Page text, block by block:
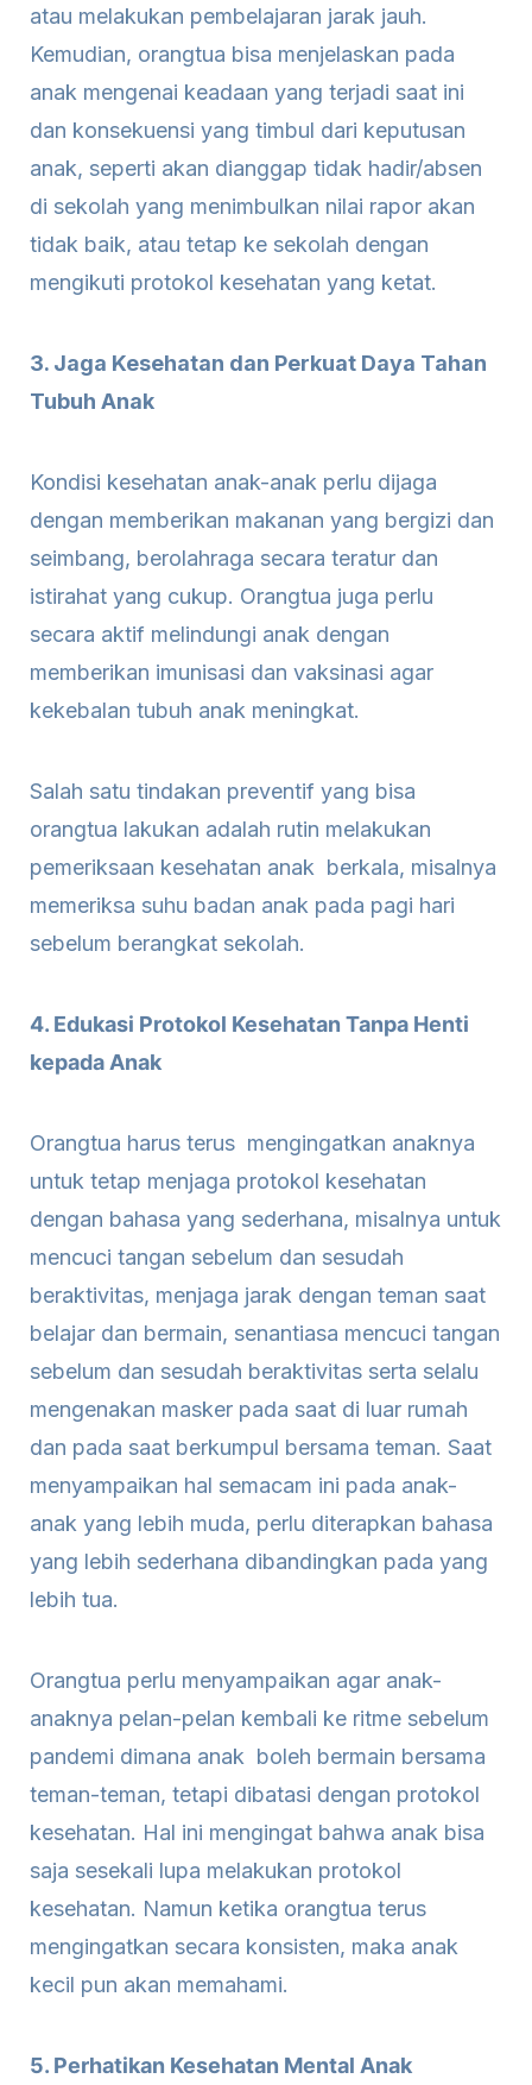
atau melakukan pembelajaran jarak jauh.
Kemudian, orangtua bisa menjelaskan pada
anak mengenai keadaan yang terjadi saat ini
dan konsekuensi yang timbul dari keputusan
anak, seperti akan dianggap tidak hadir/absen
di sekolah yang menimbulkan nilai rapor akan
tidak baik, atau tetap ke sekolah dengan
mengikuti protokol kesehatan yang ketat.
3. Jaga Kesehatan dan Perkuat Daya Tahan
Tubuh Anak
Kondisi kesehatan anak-anak perlu dijaga
dengan memberikan makanan yang bergizi dan
seimbang, berolahraga secara teratur dan
istirahat yang cukup. Orangtua juga perlu
secara aktif melindungi anak dengan
memberikan imunisasi dan vaksinasi agar
kekebalan tubuh anak meningkat.
Salah satu tindakan preventif yang bisa
orangtua lakukan adalah rutin melakukan
pemeriksaan kesehatan anak berkala, misalnya
memeriksa suhu badan anak pada pagi hari
sebelum berangkat sekolah.
4. Edukasi Protokol Kesehatan Tanpa Henti
kepada Anak
Orangtua harus terus mengingatkan anaknya
untuk tetap menjaga protokol kesehatan
dengan bahasa yang sederhana, misalnya untuk
mencuci tangan sebelum dan sesudah
beraktivitas, menjaga jarak dengan teman saat
belajar dan bermain, senantiasa mencuci tangan
sebelum dan sesudah beraktivitas serta selalu
mengenakan masker pada saat di luar rumah
dan pada saat berkumpul bersama teman. Saat
menyampaikan hal semacam ini pada anak-
anak yang lebih muda, perlu diterapkan bahasa
yang lebih sederhana dibandingkan pada yang
lebih tua.
Orangtua perlu menyampaikan agar anak-
anaknya pelan-pelan kembali ke ritme sebelum
pandemi dimana anak boleh bermain bersama
teman-teman, tetapi dibatasi dengan protokol
kesehatan. Hal ini mengingat bahwa anak bisa
saja sesekali lupa melakukan protokol
kesehatan. Namun ketika orangtua terus
mengingatkan secara konsisten, maka anak
kecil pun akan memahami.
5. Perhatikan Kesehatan Mental Anak